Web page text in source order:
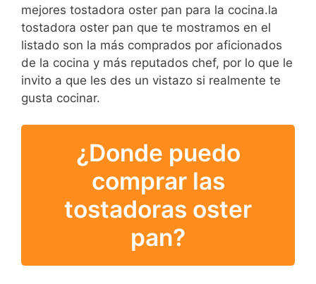
mejores tostadora oster pan para la cocina.la
tostadora oster pan que te mostramos en el
listado son la más comprados por aficionados
de la cocina y más reputados chef, por lo que le
invito a que les des un vistazo si realmente te
gusta cocinar.
¿Donde puedo
comprar las
tostadoras oster
pan?